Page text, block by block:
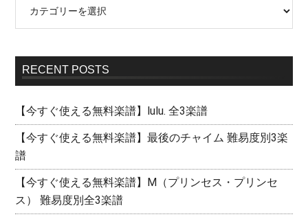
RECENT POSTS
【今すぐ使える無料楽譜】lulu. 全3楽譜
【今すぐ使える無料楽譜】最後のチャイム 難易度別3楽
譜
【今すぐ使える無料楽譜】M（プリンセス・プリンセ
ス） 難易度別全3楽譜